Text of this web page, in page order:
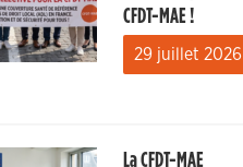
CFDT-MAE !
29 juillet 2026
La CFDT-MAE